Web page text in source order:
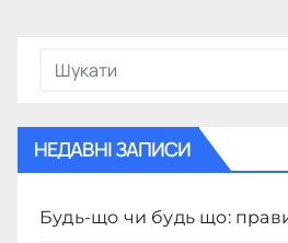
НЕДАВНІ ЗАПИСИ
Будь-що чи будь що: